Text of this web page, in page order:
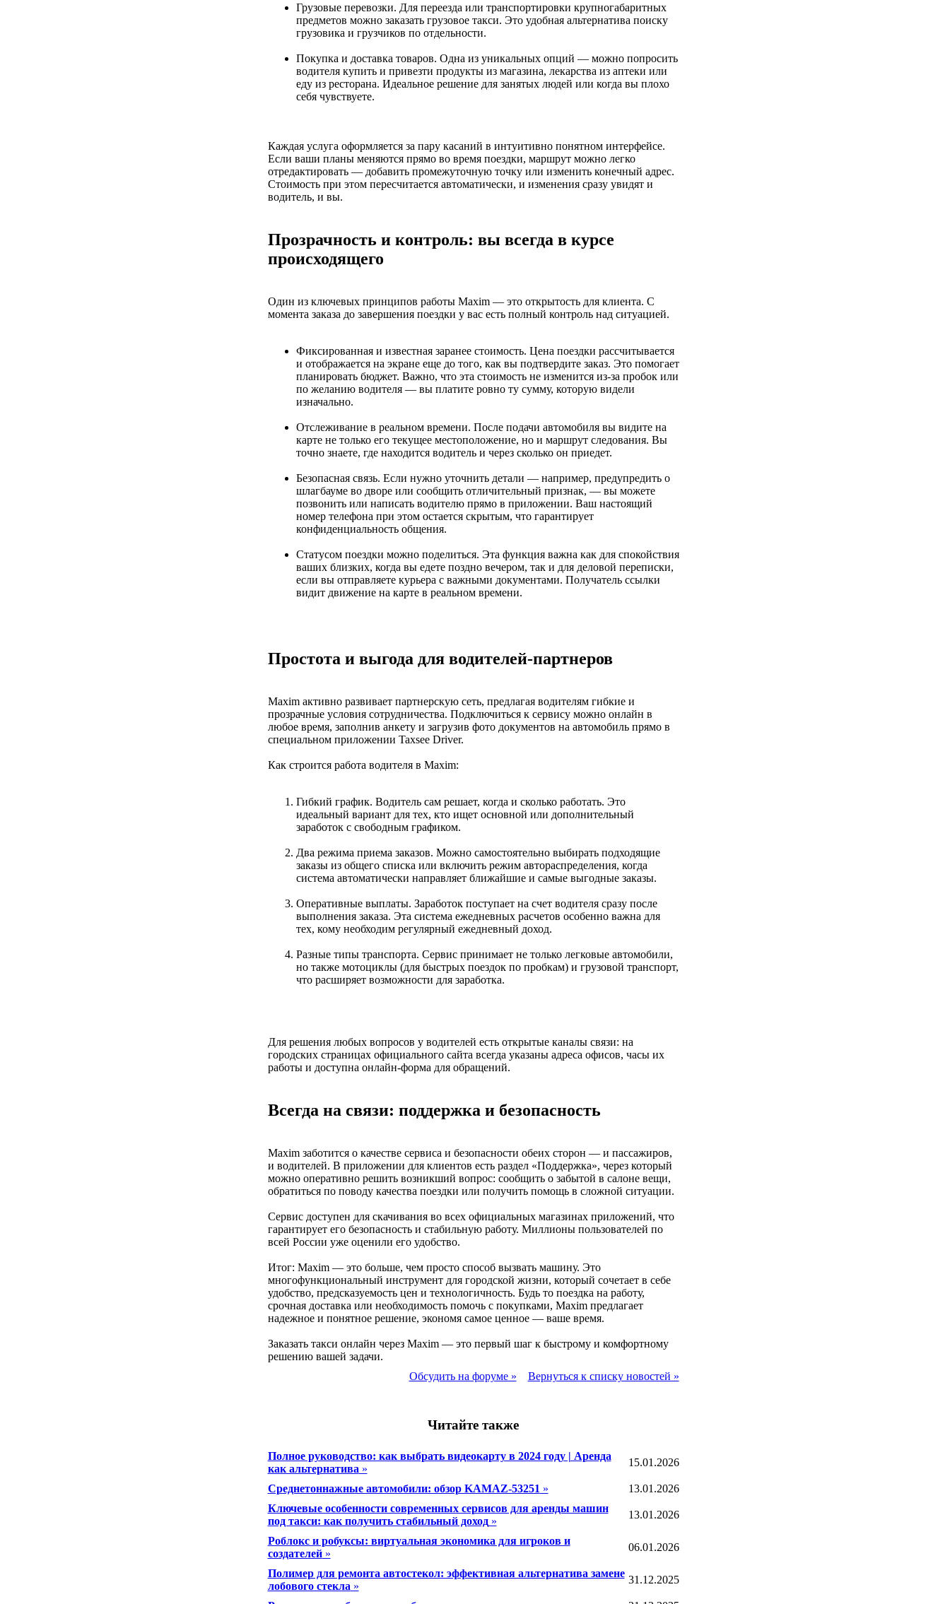
Грузовые перевозки. Для переезда или транспортировки крупногабаритных
предметов можно заказать грузовое такси. Это удобная альтернатива поиску
грузовика и грузчиков по отдельности.
Покупка и доставка товаров. Одна из уникальных опций — можно попросить
водителя купить и привезти продукты из магазина, лекарства из аптеки или
еду из ресторана. Идеальное решение для занятых людей или когда вы плохо
себя чувствуете.
Каждая услуга оформляется за пару касаний в интуитивно понятном интерфейсе.
Если ваши планы меняются прямо во время поездки, маршрут можно легко
отредактировать — добавить промежуточную точку или изменить конечный адрес.
Стоимость при этом пересчитается автоматически, и изменения сразу увидят и
водитель, и вы.
Прозрачность и контроль: вы всегда в курсе
происходящего
Один из ключевых принципов работы Maxim — это открытость для клиента. С
момента заказа до завершения поездки у вас есть полный контроль над ситуацией.
Фиксированная и известная заранее стоимость. Цена поездки рассчитывается
и отображается на экране еще до того, как вы подтвердите заказ. Это помогает
планировать бюджет. Важно, что эта стоимость не изменится из-за пробок или
по желанию водителя — вы платите ровно ту сумму, которую видели
изначально.
Отслеживание в реальном времени. После подачи автомобиля вы видите на
карте не только его текущее местоположение, но и маршрут следования. Вы
точно знаете, где находится водитель и через сколько он приедет.
Безопасная связь. Если нужно уточнить детали — например, предупредить о
шлагбауме во дворе или сообщить отличительный признак, — вы можете
позвонить или написать водителю прямо в приложении. Ваш настоящий
номер телефона при этом остается скрытым, что гарантирует
конфиденциальность общения.
Статусом поездки можно поделиться. Эта функция важна как для спокойствия
ваших близких, когда вы едете поздно вечером, так и для деловой переписки,
если вы отправляете курьера с важными документами. Получатель ссылки
видит движение на карте в реальном времени.
Простота и выгода для водителей-партнеров
Maxim активно развивает партнерскую сеть, предлагая водителям гибкие и
прозрачные условия сотрудничества. Подключиться к сервису можно онлайн в
любое время, заполнив анкету и загрузив фото документов на автомобиль прямо в
специальном приложении Taxsee Driver.
Как строится работа водителя в Maxim:
Гибкий график. Водитель сам решает, когда и сколько работать. Это
идеальный вариант для тех, кто ищет основной или дополнительный
заработок с свободным графиком.
Два режима приема заказов. Можно самостоятельно выбирать подходящие
заказы из общего списка или включить режим автораспределения, когда
система автоматически направляет ближайшие и самые выгодные заказы.
Оперативные выплаты. Заработок поступает на счет водителя сразу после
выполнения заказа. Эта система ежедневных расчетов особенно важна для
тех, кому необходим регулярный ежедневный доход.
Разные типы транспорта. Сервис принимает не только легковые автомобили,
но также мотоциклы (для быстрых поездок по пробкам) и грузовой транспорт,
что расширяет возможности для заработка.
Для решения любых вопросов у водителей есть открытые каналы связи: на
городских страницах официального сайта всегда указаны адреса офисов, часы их
работы и доступна онлайн-форма для обращений.
Всегда на связи: поддержка и безопасность
Maxim заботится о качестве сервиса и безопасности обеих сторон — и пассажиров,
и водителей. В приложении для клиентов есть раздел «Поддержка», через который
можно оперативно решить возникший вопрос: сообщить о забытой в салоне вещи,
обратиться по поводу качества поездки или получить помощь в сложной ситуации.
Сервис доступен для скачивания во всех официальных магазинах приложений, что
гарантирует его безопасность и стабильную работу. Миллионы пользователей по
всей России уже оценили его удобство.
Итог: Maxim — это больше, чем просто способ вызвать машину. Это
многофункциональный инструмент для городской жизни, который сочетает в себе
удобство, предсказуемость цен и технологичность. Будь то поездка на работу,
срочная доставка или необходимость помочь с покупками, Maxim предлагает
надежное и понятное решение, экономя самое ценное — ваше время.
Заказать такси онлайн через Maxim — это первый шаг к быстрому и комфортному
решению вашей задачи.
Обсудить на форуме »
Вернуться к списку новостей »
Читайте также
Полное руководство: как выбрать видеокарту в 2024 году | Аренда
как альтернатива »
15.01.2026
Среднетоннажные автомобили: обзор KAMAZ-53251 »
13.01.2026
Ключевые особенности современных сервисов для аренды машин
под такси: как получить стабильный доход»
13.01.2026
Роблокс и робуксы: виртуальная экономика для игроков и
создателей»
06.01.2026
Полимер для ремонта автостекол: эффективная альтернатива замене
лобового стекла »
31.12.2025